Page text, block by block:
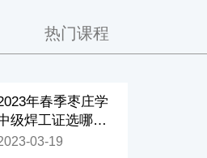
热门课程
年春季枣庄学
级焊工证选哪个
校 03-19